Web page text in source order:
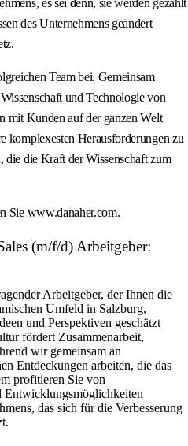
es sei denn, sie werden gezahlt
des Unternehmens geändert
Team bei. Gemeinsam
und Technologie von
mit Kunden auf der ganzen Welt
komplexesten Herausforderungen zu
die Kraft der Wissenschaft zum
Sie www.danaher.com.
(m/f/d) Arbeitgeber:
Arbeitgeber, der Ihnen die
Umfeld in Salzburg,
und Perspektiven geschätzt
fördert Zusammenarbeit,
wir gemeinsam an
Entdeckungen arbeiten, die das
profitieren Sie von
Entwicklungsmöglichkeiten
das sich für die Verbesserung